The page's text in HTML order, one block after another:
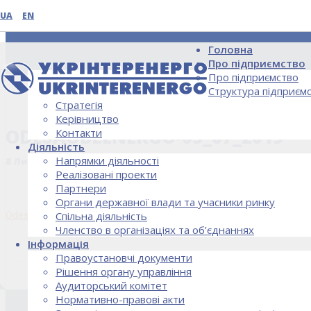
UA EN
Головна
Про підприємство
Про підприємство
Структура
Стратегія
Керівництво
Контакти
Діяльність
Напрямки діяльності
Реалізовані проекти
Партнери
Органи державної влади та учасники ринку
Спільна діяльність
Членство в організаціях та об’єднаннях
Інформація
Правоустановчі документи
Рішення органу управління
Аудиторський комітет
Нормативно-правові акти
НОВИНИ
ODESAOBLENERGO-05_07_2019
8 Липня, 2019
Odesaoblenergo-05_07_2019